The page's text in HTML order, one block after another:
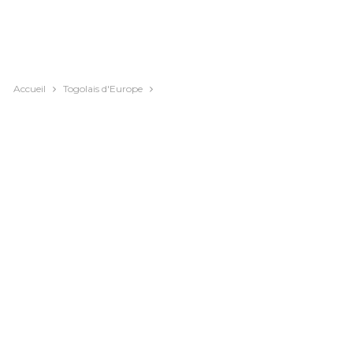
Accueil Togolais d'Europe